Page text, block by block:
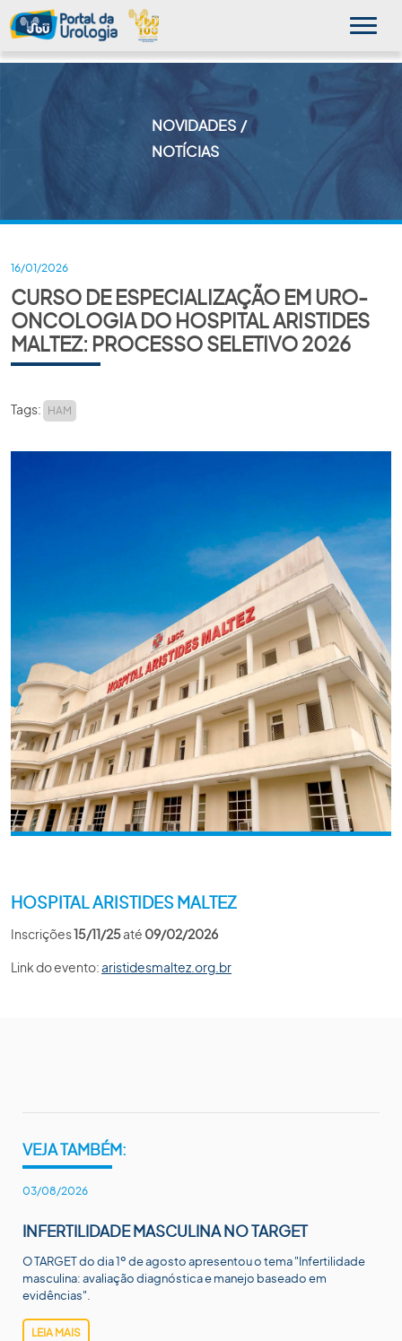
PUBLICAÇÕES
SBU NO CONSULTÓRIO
ACADEMIA SBU
NOVIDADES
NOTÍCIAS
16/01/2026
CURSO DE ESPECIALIZAÇÃO EM URO-
ONCOLOGIA DO HOSPITAL ARISTIDES
MALTEZ: PROCESSO SELETIVO 2026
Tags: HAM
HOSPITAL ARISTIDES MALTEZ
Inscrições15/11/25até 09/02/2026
Link do evento:aristidesmaltez.org.br
VEJA TAMBÉM:
03/08/2026
INFERTILIDADE MASCULINA NO TARGET
O TARGET do dia 1º de agosto apresentou o tema "Infertilidade
masculina: avaliação diagnóstica e manejo baseado em
evidências".
LEIA MAIS